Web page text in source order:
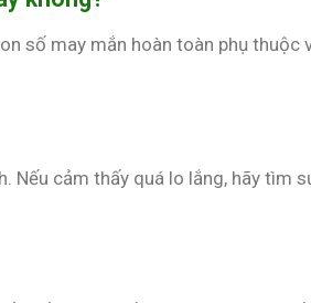
số may mắn hoàn toàn phụ thuộc
Nếu cảm thấy quá lo lắng, hãy tìm